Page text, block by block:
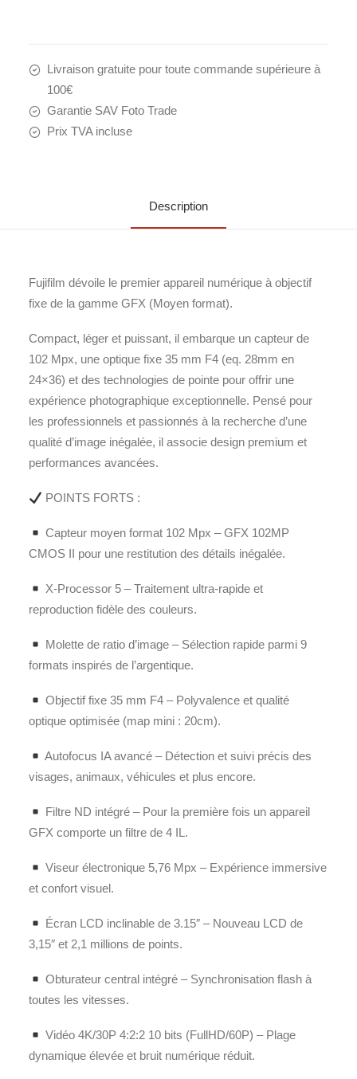
Livraison gratuite pour toute commande supérieure à
100€
Garantie SAV Foto Trade
Prix TVA incluse
Description
Fujifilm dévoile le premier appareil numérique à objectif
fixe de la gamme GFX (Moyen format).
Compact, léger et puissant, il embarque un capteur de
102 Mpx, une optique fixe 35 mm F4 (eq. 28mm en
24×36) et des technologies de pointe pour offrir une
expérience photographique exceptionnelle. Pensé pour
les professionnels et passionnés à la recherche d’une
qualité d’image inégalée, il associe design premium et
performances avancées.
POINTS FORTS :
Capteur moyen format 102 Mpx – GFX 102MP
CMOS II pour une restitution des détails inégalée.
X-Processor 5 – Traitement ultra-rapide et
reproduction fidèle des couleurs.
Molette de ratio d’image – Sélection rapide parmi 9
formats inspirés de l’argentique.
Objectif fixe 35 mm F4 – Polyvalence et qualité
optique optimisée (map mini : 20cm).
Autofocus IA avancé – Détection et suivi précis des
visages, animaux, véhicules et plus encore.
Filtre ND intégré – Pour la première fois un appareil
GFX comporte un filtre de 4 IL.
Viseur électronique 5,76 Mpx – Expérience immersive
et confort visuel.
Écran LCD inclinable de 3.15″ – Nouveau LCD de
3,15″ et 2,1 millions de points.
Obturateur central intégré – Synchronisation flash à
toutes les vitesses.
Vidéo 4K/30P 4:2:2 10 bits (FullHD/60P) – Plage
dynamique élevée et bruit numérique réduit.